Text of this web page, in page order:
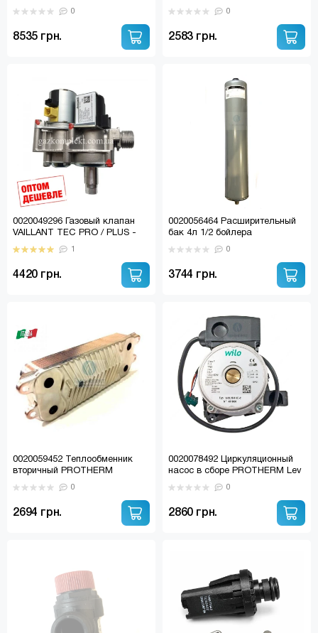
Thema Classic C24, F24, С30 /
PROTHERM Leopard v17, Тигр
0
8535 грн.
0
2583 грн.
0020049296 Газовый клапан
VAILLANT TEC PRO / PLUS -
SD SEMIA (с регулятором)
1
4420 грн.
0020056464 Расширительный
бак 4л 1/2 бойлера
PROTHERM, HERMANN,
FERROLI (1500000413)
0
3744 грн.
0020059452 Теплообменник
вторичный PROTHERM
Пантера, Гепард V19 (SWEP)
0
2694 грн.
0020078492 Циркуляционный
насос в сборе PROTHERM Lev
V18, Panther V18
0
2860 грн.